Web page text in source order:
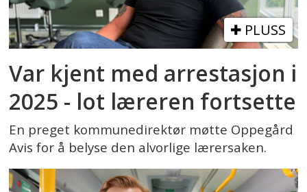
PLUSS
Var kjent med arrestasjon i
2025 - lot læreren fortsette
En preget kommunedirektør møtte Oppegård
Avis for å belyse den alvorlige lærersaken.